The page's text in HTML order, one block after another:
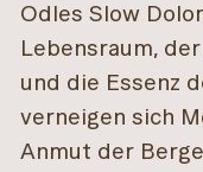
Odles Slow
Lebensraum,
und die Essenz
verneigen sich
Anmut der